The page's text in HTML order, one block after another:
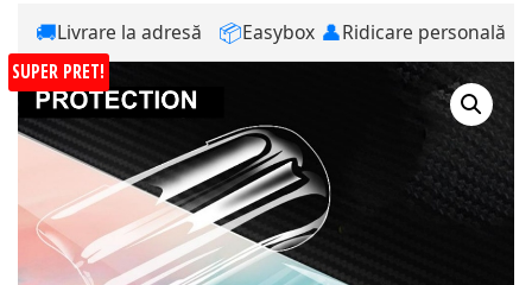
🚚Livrare la adresă 📦Easybox 👤Ridicare personală
SUPER PRET!